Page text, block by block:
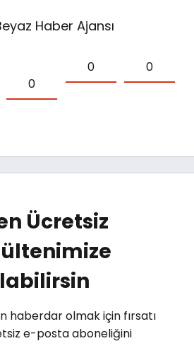
Haber Ajansı
0
0 0
Ücretsiz
haberdar olmak için fırsatı
e-posta aboneliğini